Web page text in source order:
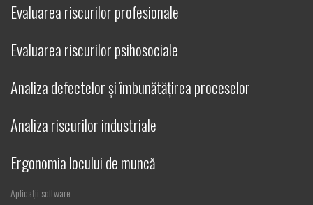
Evaluarea riscurilor profesionale
Evaluarea riscurilor psihosociale
Analiza defectelor și îmbunătățirea proceselor
Analiza riscurilor industriale
Ergonomia locului de muncă
Aplicații software